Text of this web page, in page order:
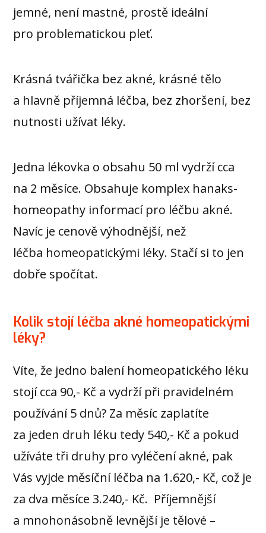
jemné, není mastné, prostě ideální
pro problematickou pleť.
Krásná tvářička bez akné, krásné tělo
a hlavně příjemná léčba, bez zhoršení, bez
nutnosti užívat léky.
Jedna lékovka o obsahu 50 ml vydrží cca
na 2 měsíce. Obsahuje komplex hanaks-
homeopathy informací pro léčbu akné.
Navíc je cenově výhodnější, než
léčba homeopatickými léky. Stačí si to jen
dobře spočítat.
Kolik stojí léčba akné homeopatickými
léky?
Víte, že jedno balení homeopatického léku
stojí cca 90,- Kč a vydrží při pravidelném
používání 5 dnů? Za měsíc zaplatíte
za jeden druh léku tedy 540,- Kč a pokud
užíváte tři druhy pro vyléčení akné, pak
Vás vyjde měsíční léčba na 1.620,- Kč, což je
za dva měsíce 3.240,- Kč. Příjemnější
a mnohonásobně levnější je tělové –